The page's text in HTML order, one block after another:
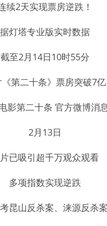
续2天实现票房逆跌！
据灯塔专业版实时数据
截至2月14日10时55分
第二十条》票房突破7亿
影第二十条 官方微博消
2月13日
已吸引超千万观众观看
多项指数实现逆跌
昆山反杀案、涞源反杀